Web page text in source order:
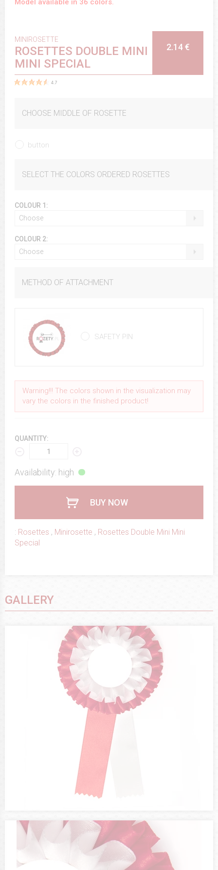
MINIROSETTE
ROSETTES DOUBLE MINI
MINI SPECIAL
2.14 €
4.7
CHOOSE MIDDLE OF ROSETTE
button
SELECT THE COLORS ORDERED ROSETTES
COLOUR 1:
Choose
COLOUR 2:
Choose
METHOD OF ATTACHMENT
SAFETY PIN
Warning!!! The colors shown in the visualization may
vary the colors in the finished product!
QUANTITY:
Availability: high
BUY NOW
: Rosettes , Minirosette , Rosettes Double Mini Mini
Special
GALLERY